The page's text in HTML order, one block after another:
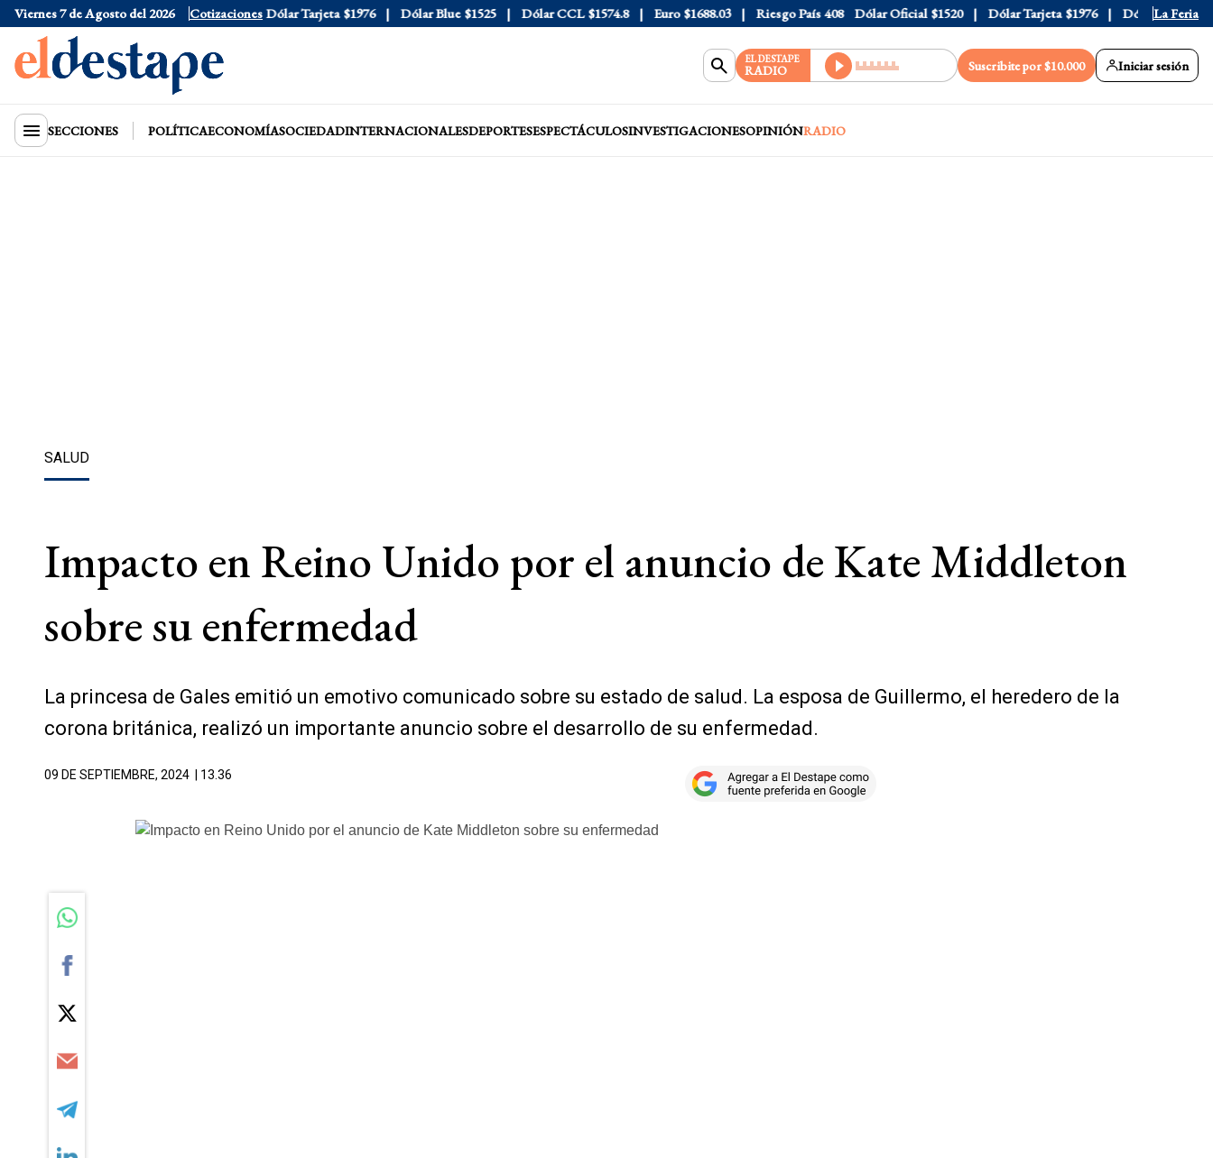
Viernes 7 de Agosto del 2026 Cotizaciones
Dólar Oficial $1520 Dólar Tarjeta $1976 Dólar Blue $1525 Dólar CCL $1574.8 Euro $1688.03 Riesgo País 408 Dólar Oficial $1520 Dólar Tarjeta $1976 Dólar Blue $1525
La Feria
EL DESTAPE
RADIO Suscribite por $10.000 Iniciar sesión
SECCIONES POLÍTICAECONOMÍASOCIEDADINTERNACIONALESDEPORTESESPECTÁCULOSINVESTIGACIONESOPINIÓNRADIO
SALUD
Impacto en Reino Unido por el anuncio de Kate Middleton
sobre su enfermedad
La princesa de Gales emitió un emotivo comunicado sobre su estado de salud. La esposa de Guillermo, el heredero de la
corona británica, realizó un importante anuncio sobre el desarrollo de su enfermedad.
09 DE SEPTIEMBRE, 2024 | 13.36